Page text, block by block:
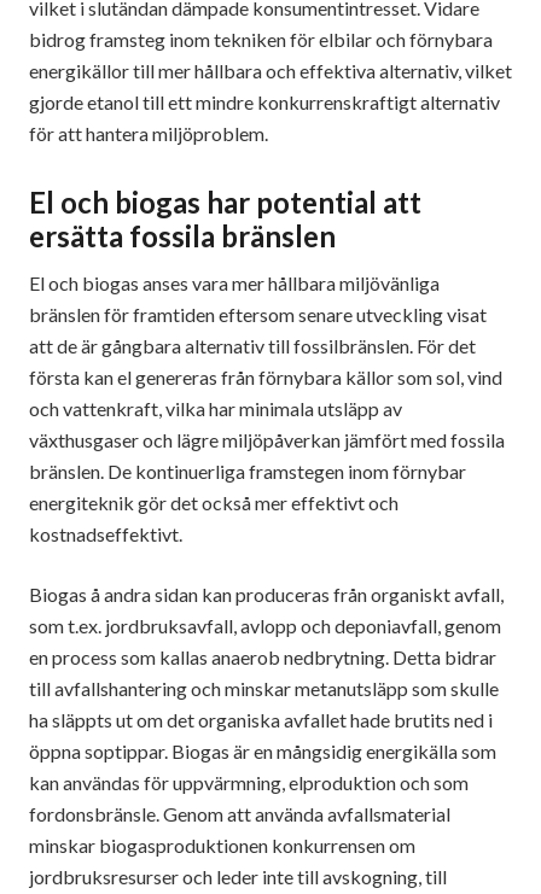
vilket i slutändan dämpade konsumentintresset. Vidare
bidrog framsteg inom tekniken för elbilar och förnybara
energikällor till mer hållbara och effektiva alternativ, vilket
gjorde etanol till ett mindre konkurrenskraftigt alternativ
för att hantera miljöproblem.
El och biogas har potential att
ersätta fossila bränslen
El och biogas anses vara mer hållbara miljövänliga
bränslen för framtiden eftersom senare utveckling visat
att de är gångbara alternativ till fossilbränslen. För det
första kan el genereras från förnybara källor som sol, vind
och vattenkraft, vilka har minimala utsläpp av
växthusgaser och lägre miljöpåverkan jämfört med fossila
bränslen. De kontinuerliga framstegen inom förnybar
energiteknik gör det också mer effektivt och
kostnadseffektivt.
Biogas å andra sidan kan produceras från organiskt avfall,
som t.ex. jordbruksavfall, avlopp och deponiavfall, genom
en process som kallas anaerob nedbrytning. Detta bidrar
till avfallshantering och minskar metanutsläpp som skulle
ha släppts ut om det organiska avfallet hade brutits ned i
öppna soptippar. Biogas är en mångsidig energikälla som
kan användas för uppvärmning, elproduktion och som
fordonsbränsle. Genom att använda avfallsmaterial
minskar biogasproduktionen konkurrensen om
jordbruksresurser och leder inte till avskogning, till